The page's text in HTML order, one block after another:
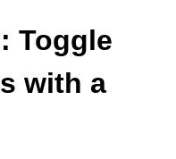
Toggle
with a